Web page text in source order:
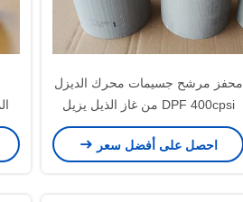
محفز مرشح جسيمات محرك الديزل
DPF 400cpsi من غاز الذيل يزيل
الدخان الأسود
احصل على أفضل سعر